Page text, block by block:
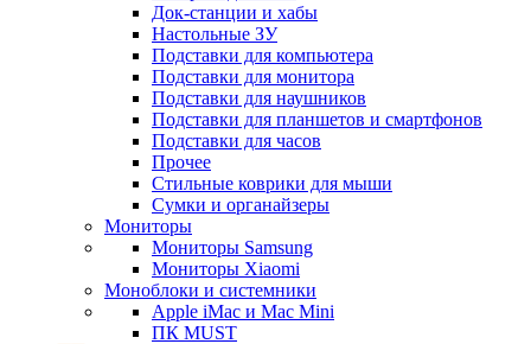
Док-станции и хабы
Настольные ЗУ
Подставки для компьютера
Подставки для монитора
Подставки для наушников
Подставки для планшетов и смартфонов
Подставки для часов
Прочее
Стильные коврики для мыши
Сумки и органайзеры
Мониторы
Мониторы Samsung
Мониторы Xiaomi
Моноблоки и системники
Apple iMac и Mac Mini
ПК MUST